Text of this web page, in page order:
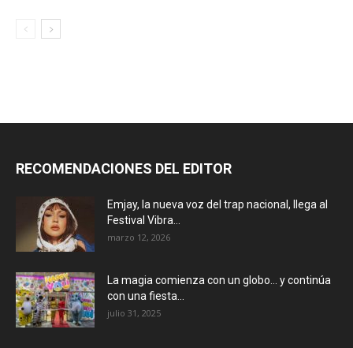
RECOMENDACIONES DEL EDITOR
Emjay, la nueva voz del trap nacional, llega al
Festival Vibra...
marzo 12, 2026
La magia comienza con un globo… y continúa
con una fiesta...
julio 31, 2025